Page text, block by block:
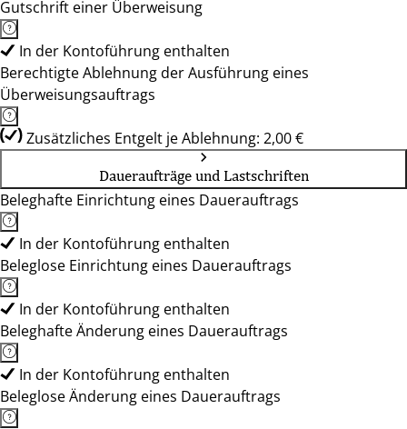
Gutschrift einer Überweisung
In der Kontoführung enthalten
Berechtigte Ablehnung der Ausführung eines
Überweisungsauftrags
Zusätzliches Entgelt je Ablehnung: 2,00 €
Daueraufträge und Lastschriften
Beleghafte Einrichtung eines Dauerauftrags
In der Kontoführung enthalten
Beleglose Einrichtung eines Dauerauftrags
In der Kontoführung enthalten
Beleghafte Änderung eines Dauerauftrags
In der Kontoführung enthalten
Beleglose Änderung eines Dauerauftrags